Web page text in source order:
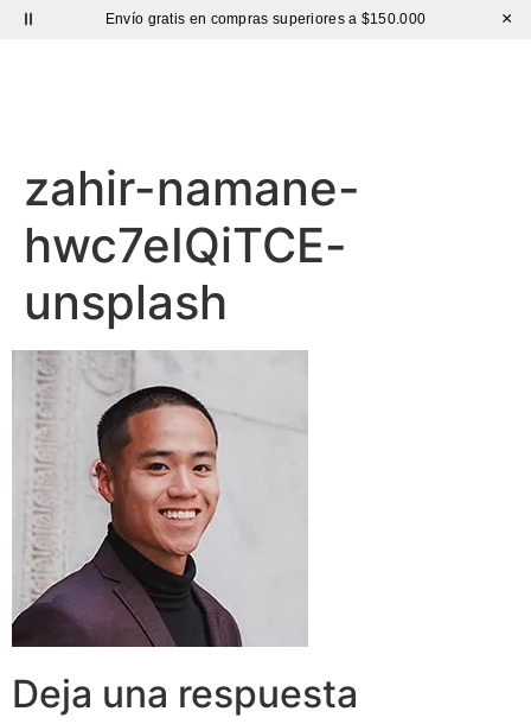
Envío gratis en compras superiores a $150.000 ×
zahir-namane-
hwc7eIQiTCE-
unsplash
Deja una respuesta